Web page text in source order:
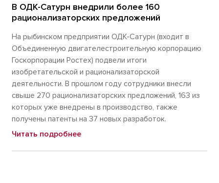
В ОДК-Сатурн внедрили более 160
рационализаторских предложений
На рыбинском предприятии ОДК-Сатурн (входит в
Объединенную двигателестроительную корпорацию
Госкорпорации Ростех) подвели итоги
изобретательской и рационализаторской
деятельности. В прошлом году сотрудники внесли
свыше 270 рационализаторских предложений, 163 из
которых уже внедрены в производство, также
получены патенты на 37 новых разработок.
Читать подробнее